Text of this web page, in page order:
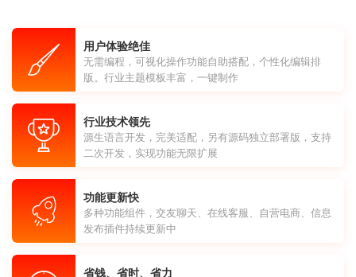
用户体验绝佳
无需编程，可视化操作功能自助搭配，个性化编辑排
版。行业主题模板丰富，一键制作
行业技术领先
源生语言开发，完美适配，另有源码独立部署版，支持
二次开发，实现功能无限扩展
功能更新快
多种功能组件，交友聊天、在线客服、自营电商、信息
发布插件持续更新中
省钱、省时、省力